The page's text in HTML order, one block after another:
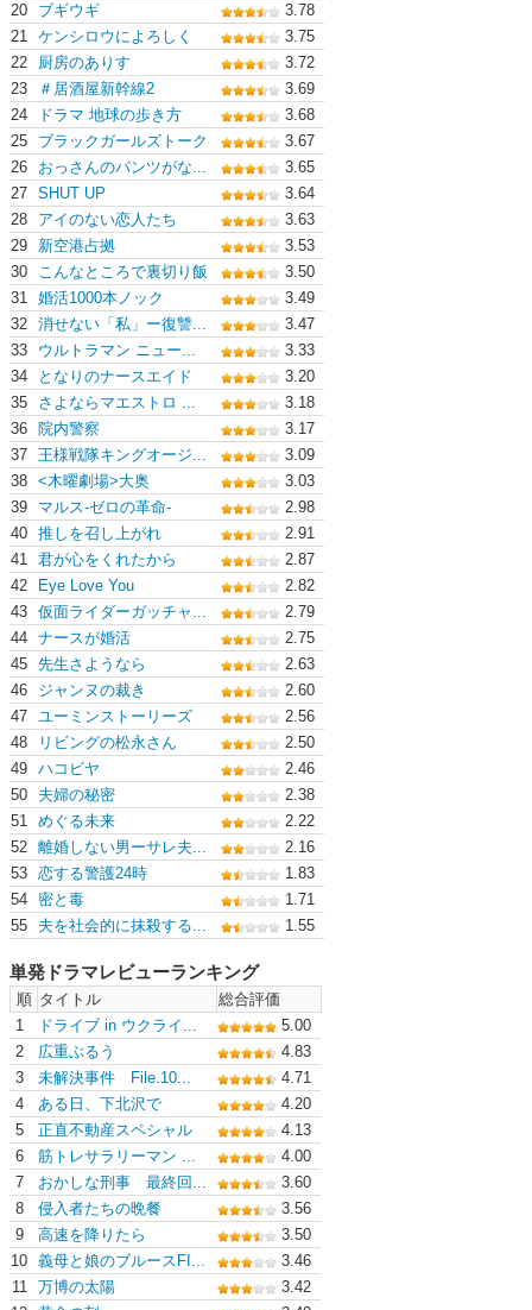
20
ブギウギ
3.78
21 ケンシロウによろしく
3.75
22
厨房のありす
3.72
23
＃居酒屋新幹線2
3.69
24
ドラマ 地球の歩き方
3.68
25
ブラックガールズトーク
3.67
26
おっさんのパンツがな...
3.65
27 SHUT UP
3.64
28
アイのない恋人たち
3.63
29
新空港占拠
3.53
30
こんなところで裏切り飯
3.50
31 婚活1000本ノック
3.49
32 消せない「私」ー復讐...
3.47
33
ウルトラマン ニュー...
3.33
34
となりのナースエイド
3.20
35
さよならマエストロ ...
3.18
36
院内警察
3.17
37 王様戦隊キングオージ...
3.09
38 <木曜劇場>大奥
3.03
39
マルス-ゼロの革命-
2.98
40 推しを召し上がれ
2.91
41 君が心をくれたから
2.87
42
Eye Love You
2.82
43 仮面ライダーガッチャ...
2.79
44 ナースが婚活
2.75
45 先生さようなら
2.63
46
ジャンヌの裁き
2.60
47 ユーミンストーリーズ
2.56
48
リビングの松永さん
2.50
49 ハコビヤ
2.46
50
夫婦の秘密
2.38
51 めぐる未来
2.22
52 離婚しない男ーサレ夫...
2.16
53 恋する警護24時
1.83
54 密と毒
1.71
55
夫を社会的に抹殺する... 1.55
単発ドラマレビューランキング
順 タイトル
総合評価
1
ドライブ in ウクライ...
5.00
2
広重ぶるう
4.83
3
未解決事件 File.10...
4.71
4
ある日、下北沢で
4.20
5
正直不動産スペシャル
4.13
6
筋トレサラリーマン ...
4.00
7
おかしな刑事 最終回...
3.60
8
侵入者たちの晩餐
3.56
9
高速を降りたら
3.50
10 義母と娘のブルースFI...
3.46
11
万博の太陽
3.42